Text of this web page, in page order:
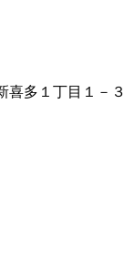
喜多１丁目１－３